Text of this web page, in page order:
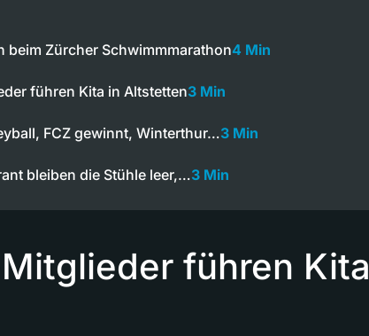
beim Zürcher Schwimmmarathon4 Min
führen Kita in Altstetten3 Min
FCZ gewinnt, Winterthur…3 Min
bleiben die Stühle leer,…3 Min
führen Kita